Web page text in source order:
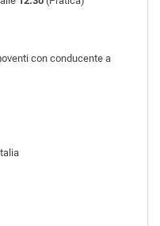
con conducente a